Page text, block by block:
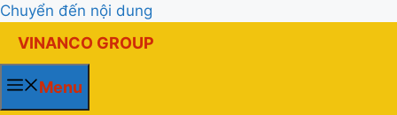
Chuyển đến nội dung
VINANCO GROUP
Menu